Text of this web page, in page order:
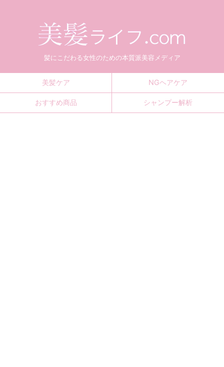
髪にこだわる女性のための本質派美容メディア
美髪ケア NGヘアケア
おすすめ商品 シャンプー解析